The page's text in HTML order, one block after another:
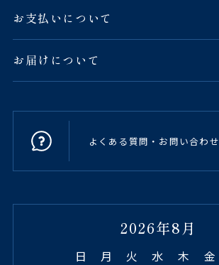
お支払いについて
お届けについて
よくある質問・お問い合わせ
2026年8月
日 月 火 水 木 金